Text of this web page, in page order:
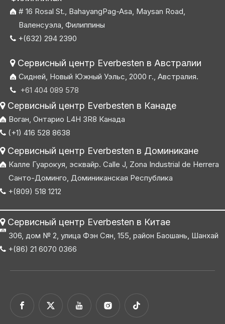
# 16 Rosal St., BahayangPag-Asa, Maysan Road,
Валенсуэла, Филиппины
 +(632) 294 2390
Сервисный центр Everbesten в Австралии
Сидней, Новый Южный Уэльс, 2000 г., Австралия.
 +61 404 089 578
Сервисный центр Everbesten в Канаде
Воган, Онтарио L4H 3R8 Канада
 (+1) 416 528 8638
Сервисный центр Everbesten в Доминикане
Калле Гуарокуя, эсквайр. Calle J, Zona Industrial de Herrera
Санто-Доминго, Доминиканская Республика
 +(809) 518 1212
Сервисный центр Everbesten в Китае
306, дом № 2, улица Фэн Сян, 155, район Баошань, Шанхай
 +(86) 21 6070 0366